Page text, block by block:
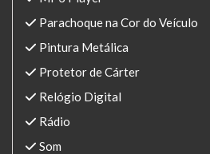
Parachoque na Cor do Veículo
Pintura Metálica
Protetor de Cárter
Relógio Digital
Rádio
Som